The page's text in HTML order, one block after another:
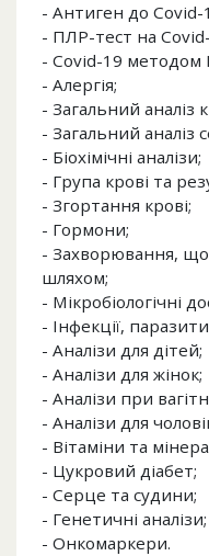
- Антиген до Covid-
- ПЛР-тест на
- Covid-19 методом
- Алергія;
- Загальний аналіз
- Загальний аналіз
- Біохімічні аналізи;
- Група крові та
- Згортання крові;
- Гормони;
- Захворювання,
шляхом;
- Мікробіологічні
- Інфекції,
- Аналізи для дітей;
- Аналізи для жінок;
- Аналізи при
- Аналізи для
- Вітаміни та
- Цукровий діабет;
- Серце та судини;
- Генетичні аналізи;
- Онкомаркери.